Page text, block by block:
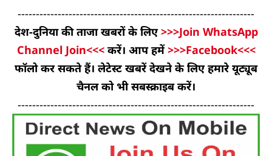
-----------------------------------------------------------------
देश-दुनिया की ताजा खबरों के लिए>>>Join WhatsApp
Channel Join<<< करें। आप हमें>>>Facebook<<<
फॉलो कर सकते हैं। लेटेस्ट खबरें देखने के लिए हमारे यूट्यूब
चैनल को भी सबस्क्राइब करें।
-----------------------------------------------------------------